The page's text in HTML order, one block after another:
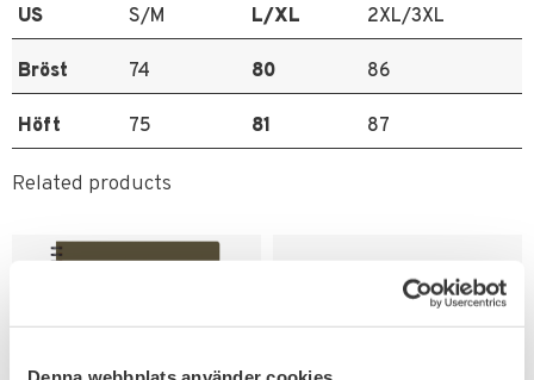
US S/M L/XL 2XL/3XL
Bröst 74 80 86
Höft 75 81 87
Related products